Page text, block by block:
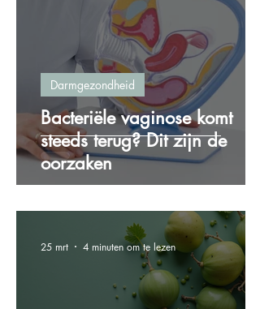
Bacteriële vaginose komt
steeds terug? Dit zijn de
oorzaken
Darmgezondheid
25 mrt 4 minuten om te lezen